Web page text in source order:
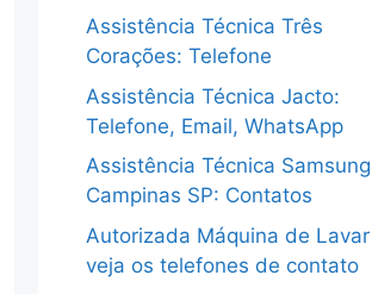
Assistência Técnica Três
Corações: Telefone
Assistência Técnica Jacto:
Telefone, Email, WhatsApp
Assistência Técnica Samsung
Campinas SP: Contatos
Autorizada Máquina de Lavar
veja os telefones de contato